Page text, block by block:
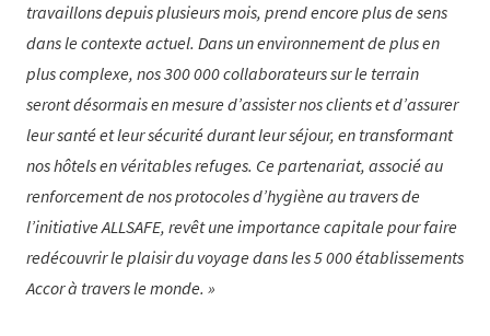
travaillons depuis plusieurs mois, prend encore plus de sens
dans le contexte actuel. Dans un environnement de plus en
plus complexe, nos 300 000 collaborateurs sur le terrain
seront désormais en mesure d’assister nos clients et d’assurer
leur santé et leur sécurité durant leur séjour, en transformant
nos hôtels en véritables refuges. Ce partenariat, associé au
renforcement de nos protocoles d’hygiène au travers de
l’initiative ALLSAFE, revêt une importance capitale pour faire
redécouvrir le plaisir du voyage dans les 5 000 établissements
Accor à travers le monde.